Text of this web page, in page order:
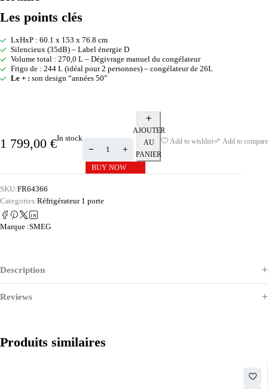
Les points clés
LxHxP : 60.1 x 153 x 76.8 cm
Silencieux (35dB) – Label énergie D
Volume total : 270,0 L – Dégivrage manuel du congélateur
Frigo de : 244 L (idéal pour 2 personnes) – congélateur de 26L
Le + : son design “années 50”
1 799,00 €In stock
AJOUTER
AU
PANIER
BUY NOW
Add to wishlist Add to compare
SKU:FR64366
Categories:Réfrigérateur 1 porte
Marque :SMEG
Description
Reviews
Produits similaires